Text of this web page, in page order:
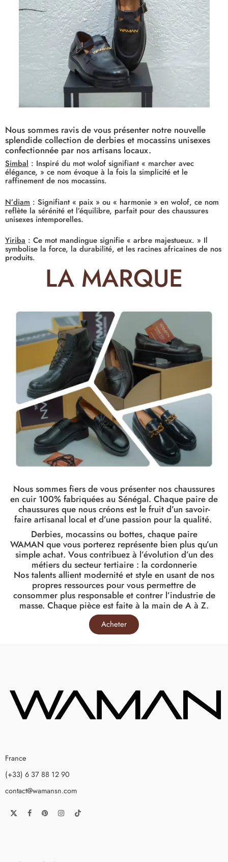
Nous sommes ravis de vous présenter notre nouvelle
splendide collection de derbies et mocassins unisexes
confectionnée par nos artisans locaux.
Simbal : Inspiré du mot wolof signifiant « marcher avec
élégance, » ce nom évoque à la fois la simplicité et le
raffinement de nos mocassins.
N’diam : Signifiant « paix » ou « harmonie » en wolof, ce nom
reflète la sérénité et l’équilibre, parfait pour des chaussures
unisexes intemporelles.
Yiriba : Ce mot mandingue signifie « arbre majestueux. » Il
symbolise la force, la durabilité, et les racines africaines de nos
produits.
LA MARQUE
Nous sommes fiers de vous présenter nos chaussures
en cuir 100% fabriquées au Sénégal. Chaque paire de
chaussures que nous créons est le fruit d’un savoir-
faire artisanal local et d’une passion pour la qualité.
Derbies, mocassins ou bottes, chaque paire
WAMAN que vous porterez représente bien plus qu’un
simple achat. Vous contribuez à l’évolution d’un des
métiers du secteur tertiaire : la cordonnerie
Nos talents allient modernité et style en usant de nos
propres ressources pour vous permettre de
consommer plus responsable et contrer l’industrie de
masse. Chaque pièce est faite à la main de A à Z.
Acheter
France
(+33) 6 37 88 12 90
contact@wamansn.com